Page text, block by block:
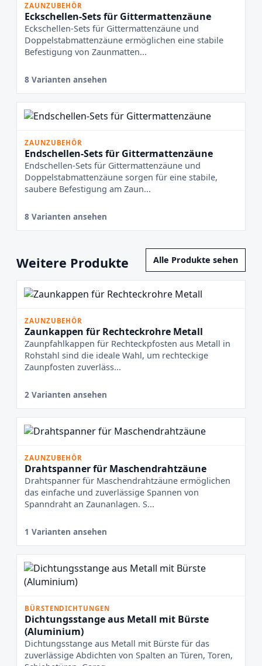
ZAUNZUBEHÖR
Eckschellen-Sets für Gittermattenzäune
Eckschellen-Sets für Gittermattenzäune und
Doppelstabmattenzäune ermöglichen eine stabile
Befestigung von Zaunmatten...
8 Varianten ansehen
ZAUNZUBEHÖR
Endschellen-Sets für Gittermattenzäune
Endschellen-Sets für Gittermattenzäune und
Doppelstabmattenzäune sorgen für eine stabile,
saubere Befestigung am Zaun...
8 Varianten ansehen
Weitere Produkte Alle Produkte sehen
ZAUNZUBEHÖR
Zaunkappen für Rechteckrohre Metall
Zaunpfahlkappen für Rechteckpfosten aus Metall in
Rohstahl sind die ideale Wahl, um rechteckige
Zaunpfosten zuverläss...
2 Varianten ansehen
ZAUNZUBEHÖR
Drahtspanner für Maschendrahtzäune
Drahtspanner für Maschendrahtzäune ermöglichen
das einfache und zuverlässige Spannen von
Spanndraht an Zaunanlagen. S...
1 Varianten ansehen
BÜRSTENDICHTUNGEN
Dichtungsstange aus Metall mit Bürste
(Aluminium)
Dichtungsstange aus Metall mit Bürste für das
zuverlässige Abdichten von Spalten an Türen, Toren,